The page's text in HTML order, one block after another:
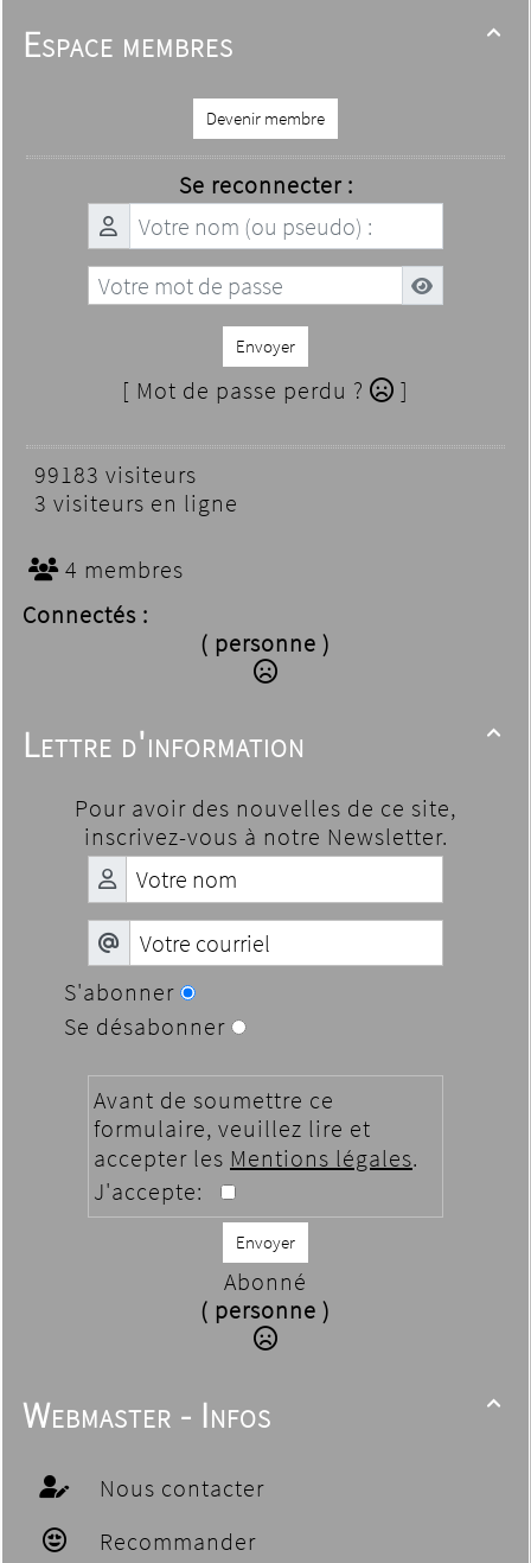

Espace membres
Devenir membre
Se reconnecter :
Envoyer
[ Mot de passe perdu ? ]
99183 visiteurs
3 visiteurs en ligne
4 membres
Connectés :
( personne )

Lettre d'information
Pour avoir des nouvelles de ce site,
inscrivez-vous à notre Newsletter.
S'abonner
Se désabonner
Avant de soumettre ce
formulaire, veuillez lire et
accepter les Mentions légales.
J'accepte:
Envoyer
Abonné
( personne )

Webmaster - Infos
Nous contacter
Recommander